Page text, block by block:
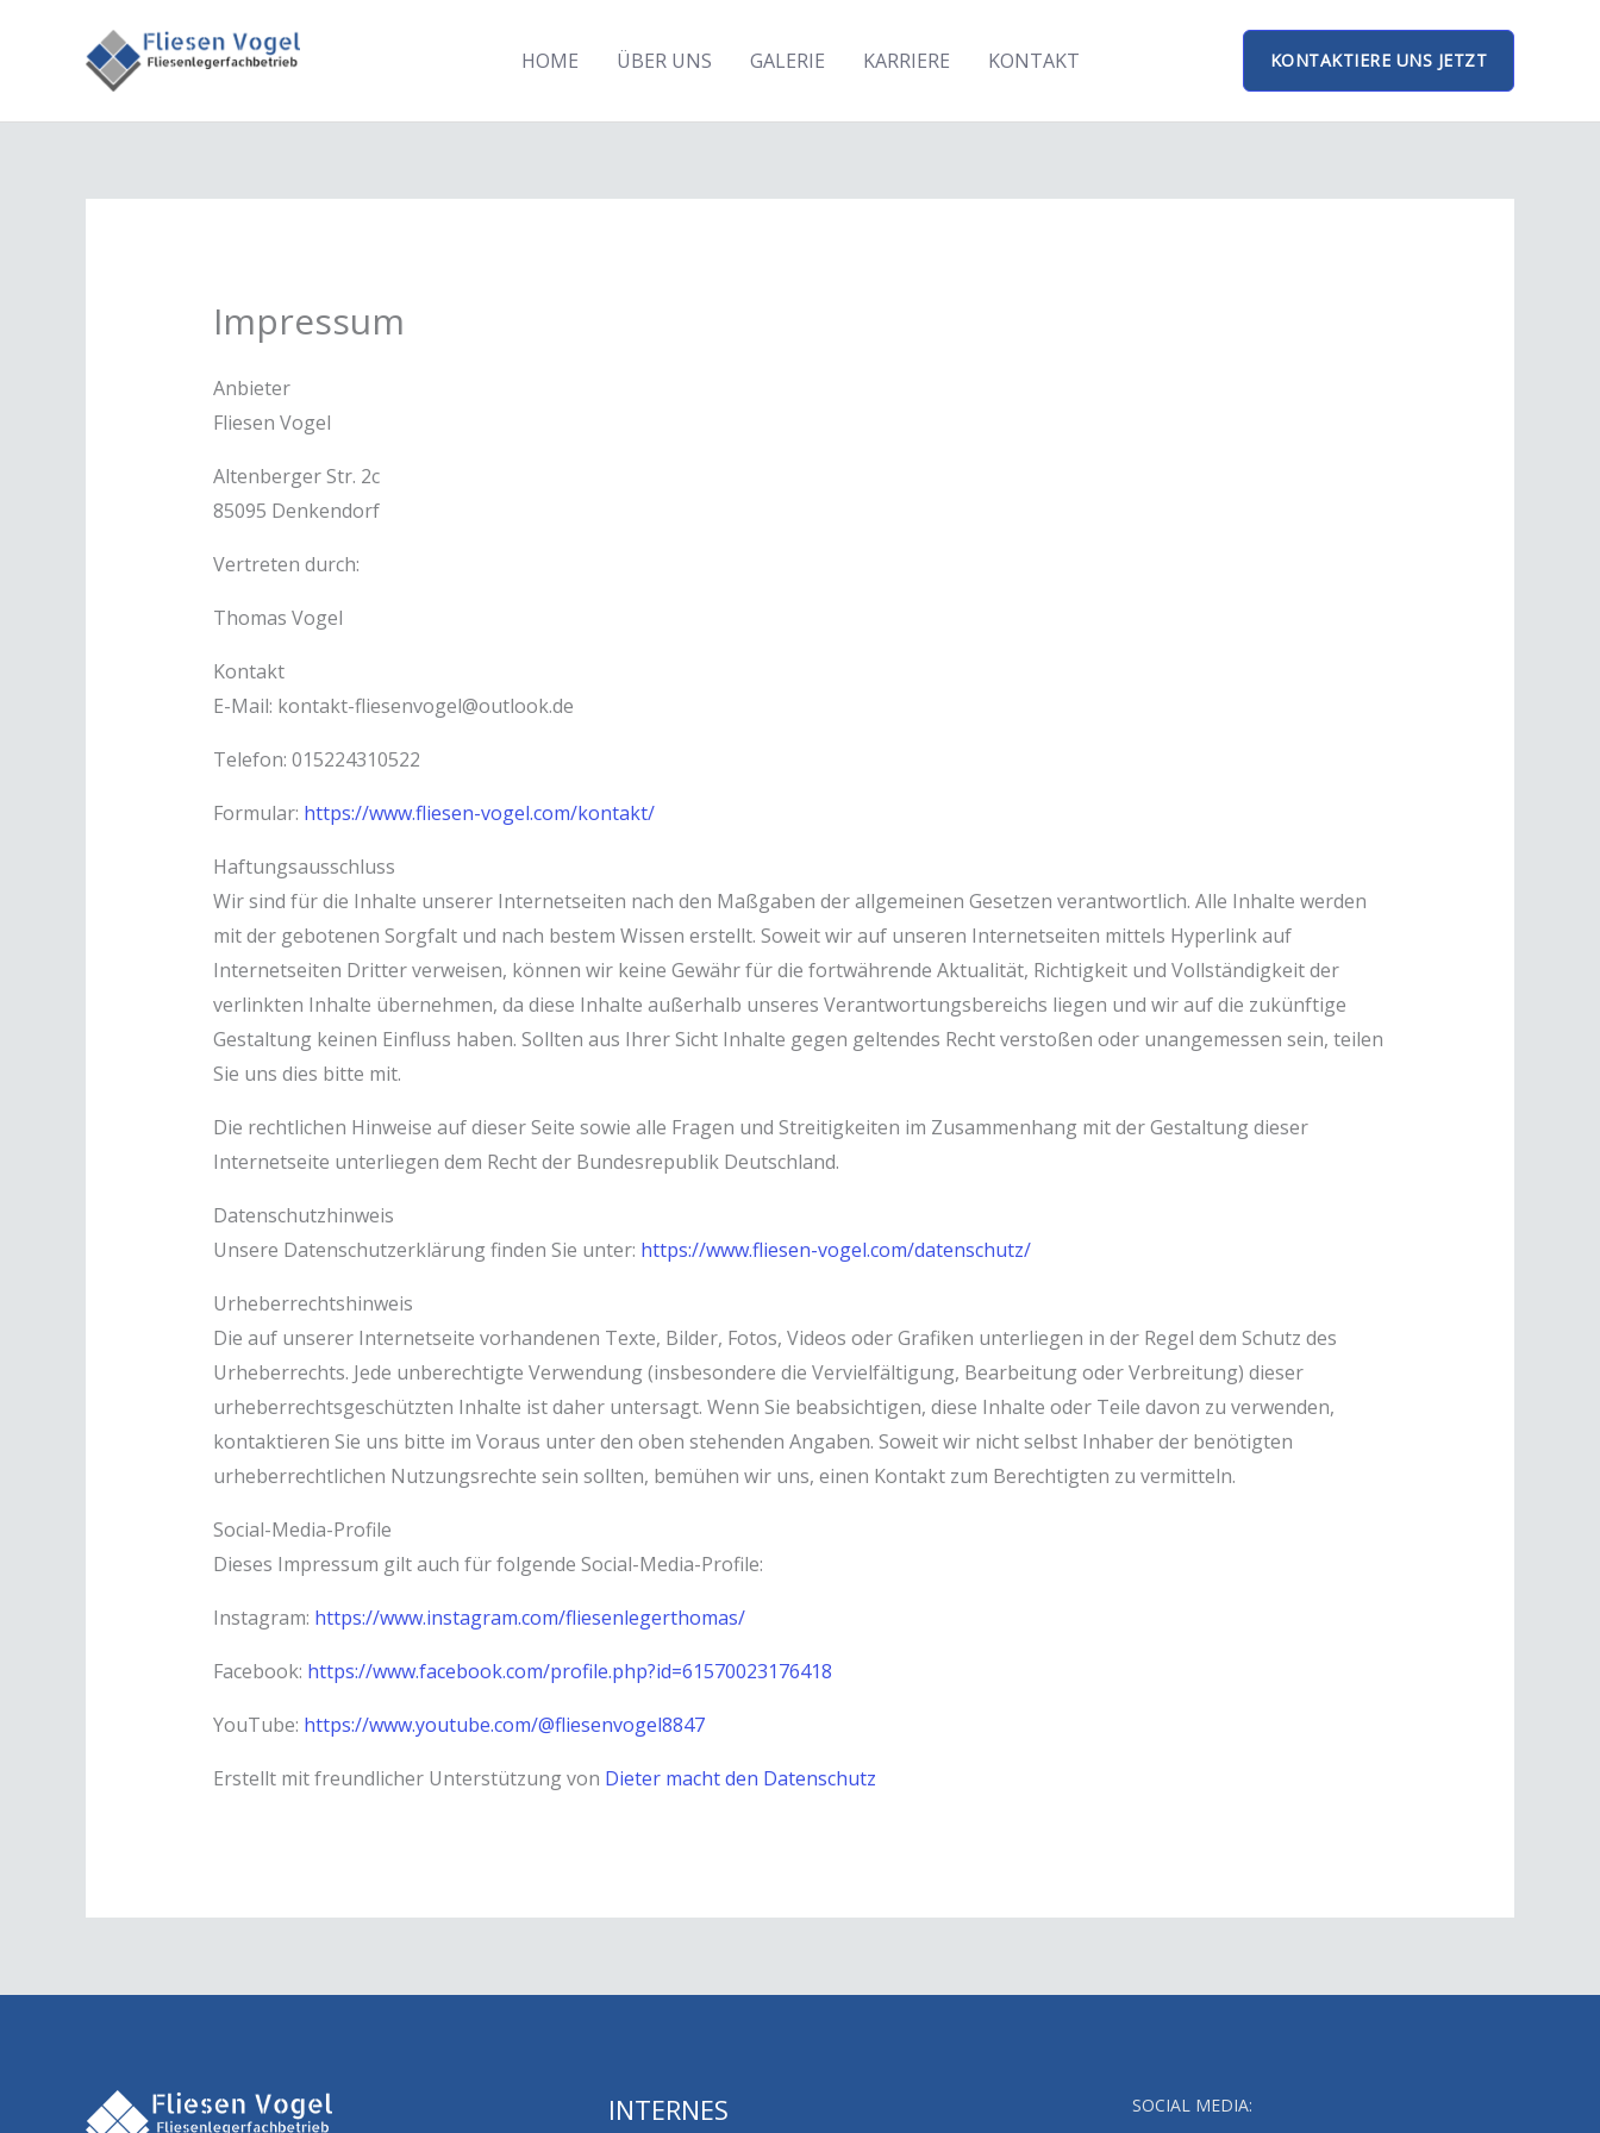
HOME ÜBER UNS GALERIE KARRIERE KONTAKT KONTAKTIERE UNS JETZT
Impressum
Anbieter
Fliesen Vogel
Altenberger Str. 2c
85095 Denkendorf
Vertreten durch:
Thomas Vogel
Kontakt
E-Mail: kontakt-fliesenvogel@outlook.de
Telefon: 015224310522
Formular: https://www.fliesen-vogel.com/kontakt/
Haftungsausschluss
Wir sind für die Inhalte unserer Internetseiten nach den Maßgaben der allgemeinen Gesetzen verantwortlich. Alle Inhalte werden
mit der gebotenen Sorgfalt und nach bestem Wissen erstellt. Soweit wir auf unseren Internetseiten mittels Hyperlink auf
Internetseiten Dritter verweisen, können wir keine Gewähr für die fortwährende Aktualität, Richtigkeit und Vollständigkeit der
verlinkten Inhalte übernehmen, da diese Inhalte außerhalb unseres Verantwortungsbereichs liegen und wir auf die zukünftige
Gestaltung keinen Einfluss haben. Sollten aus Ihrer Sicht Inhalte gegen geltendes Recht verstoßen oder unangemessen sein, teilen
Sie uns dies bitte mit.
Die rechtlichen Hinweise auf dieser Seite sowie alle Fragen und Streitigkeiten im Zusammenhang mit der Gestaltung dieser
Internetseite unterliegen dem Recht der Bundesrepublik Deutschland.
Datenschutzhinweis
Unsere Datenschutzerklärung finden Sie unter: https://www.fliesen-vogel.com/datenschutz/
Urheberrechtshinweis
Die auf unserer Internetseite vorhandenen Texte, Bilder, Fotos, Videos oder Grafiken unterliegen in der Regel dem Schutz des
Urheberrechts. Jede unberechtigte Verwendung (insbesondere die Vervielfältigung, Bearbeitung oder Verbreitung) dieser
urheberrechtsgeschützten Inhalte ist daher untersagt. Wenn Sie beabsichtigen, diese Inhalte oder Teile davon zu verwenden,
kontaktieren Sie uns bitte im Voraus unter den oben stehenden Angaben. Soweit wir nicht selbst Inhaber der benötigten
urheberrechtlichen Nutzungsrechte sein sollten, bemühen wir uns, einen Kontakt zum Berechtigten zu vermitteln.
Social-Media-Profile
Dieses Impressum gilt auch für folgende Social-Media-Profile:
Instagram: https://www.instagram.com/fliesenlegerthomas/
Facebook: https://www.facebook.com/profile.php?id=61570023176418
YouTube: https://www.youtube.com/@fliesenvogel8847
Erstellt mit freundlicher Unterstützung von Dieter macht den Datenschutz
INTERNES SOCIAL MEDIA: